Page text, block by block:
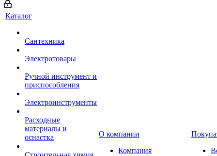
Каталог
Сантехника
Электротовары
Ручной инструмент и
приспособления
Электроинструменты
Расходные
материалы и
оснастка
О компании
Компания